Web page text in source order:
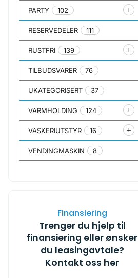
PARTY 102
RESERVEDELER 111
RUSTFRI 139
TILBUDSVARER 76
UKATEGORISERT 37
VARMHOLDING 124
VASKERIUTSTYR 16
VENDINGMASKIN 8
Finansiering
Trenger du hjelp til
finansiering eller ønsker
du leasingavtale?
Kontakt oss her